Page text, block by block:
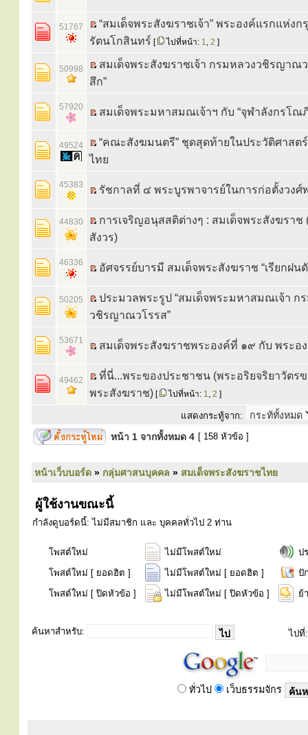
51767
“สมเด็จพระสังฆราชเจ้า” พระองค์แรกแห่งก
รัตนโกสินทร์ [ ไปที่หน้า: 1, 2 ]
50998
สมเด็จพระสังฆราชเจ้า กรมหลวงวชิรญาณว
สึก”
57920 สมเด็จพระมหาสมณเจ้าฯ กับ “จุฬาลังกรโณ
49524
“คณะสังฆมนตรี” ชุดสุดท้ายในประวัติศาส
ไทย
45383 รัชกาลที่ ๔ พระบูรพาจารย์ในการก่อตั้งวงศ์
44830
การเจริญอนุสสติต่างๆ : สมเด็จพระสังฆรา
สังวร)
46336 อัศจรรย์บารมี สมเด็จพระสังฆราช “เรียกฝน
50205
ประมวลพระรูป “สมเด็จพระมหาสมณเจ้า ก
วชิรญาณวโรรส”
53671 สมเด็จพระสังฆราชพระองค์ที่ ๑๙ กับ พระอ
49462
ที่นี่...พระของประชาชน (พระอริยจริยาวัตรข
พระสังฆราช) [ ไปที่หน้า: 1, 2 ]
แสดงกระทู้จาก:
หน้า 1 จากทั้งหมด 4 [ 158 หัวข้อ ]
หน้าเว็บบอร์ด » กลุ่มศาสนบุคคล » สมเด็จพระสังฆราชไทย
ผู้ใช้งานขณะนี้
กำลังดูบอร์ดนี้: ไม่มีสมาชิก และ บุคคลทั่วไป 2 ท่าน
โพสต์ใหม่ ไม่มีโพสต์ใหม่
ป
โพสต์ใหม่ [ ยอดฮิต ]
ไม่มีโพสต์ใหม่ [ ยอดฮิต ]
ปั
โพสต์ใหม่ [ ปิดหัวข้อ ]
ไม่มีโพสต์ใหม่ [ ปิดหัวข้อ ] ย้
ค้นหาสำหรับ: ไปที่:
ทั่วไป เว็บธรรมจักร